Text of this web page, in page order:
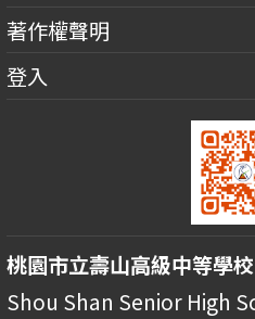
著作權聲明
登入
桃園市立壽山高級中等學校
Shou Shan Senior High